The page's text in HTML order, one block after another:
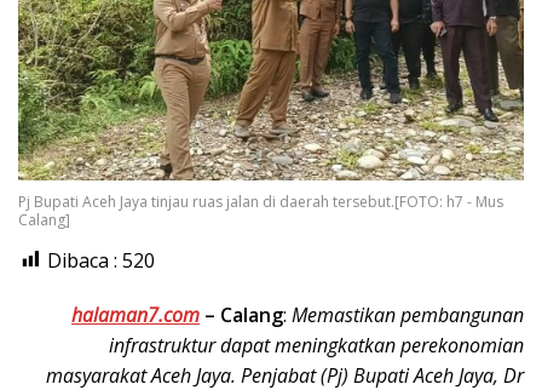
Pj Bupati Aceh Jaya tinjau ruas jalan di daerah tersebut.[FOTO: h7 - Mus
Calang]
Dibaca : 520
halaman7.com – Calang: Memastikan pembangunan
infrastruktur dapat meningkatkan perekonomian
masyarakat Aceh Jaya. Penjabat (Pj) Bupati Aceh Jaya, Dr